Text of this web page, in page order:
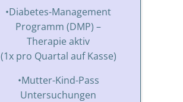
•Diabetes-Management
Programm (DMP) –
Therapie aktiv
(1x pro Quartal auf Kasse)
•Mutter-Kind-Pass
Untersuchungen